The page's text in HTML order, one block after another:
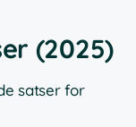
(2025)
satser for